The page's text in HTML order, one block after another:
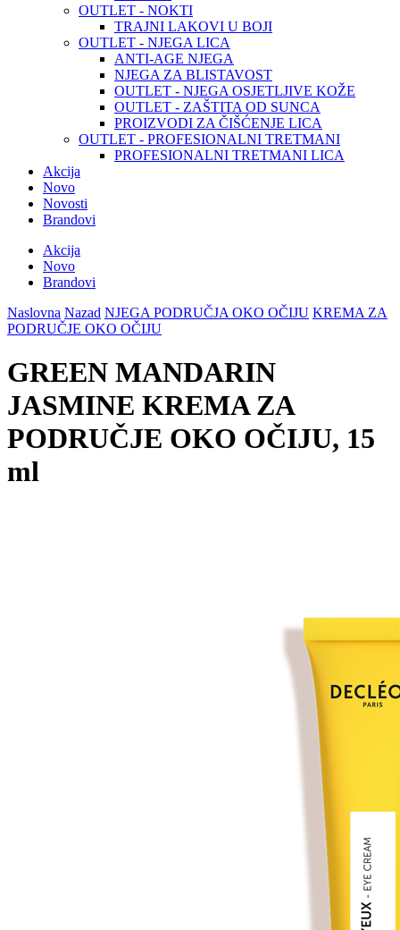
OUTLET - NOKTI
TRAJNI LAKOVI U BOJI
OUTLET - NJEGA LICA
ANTI-AGE NJEGA
NJEGA ZA BLISTAVOST
OUTLET - NJEGA OSJETLJIVE KOŽE
OUTLET - ZAŠTITA OD SUNCA
PROIZVODI ZA ČIŠĆENJE LICA
OUTLET - PROFESIONALNI TRETMANI
PROFESIONALNI TRETMANI LICA
Akcija
Novo
Novosti
Brandovi
Akcija
Novo
Brandovi
Naslovna Nazad NJEGA PODRUČJA OKO OČIJU KREMA ZA
PODRUČJE OKO OČIJU
GREEN MANDARIN
JASMINE KREMA ZA
PODRUČJE OKO OČIJU, 15
ml